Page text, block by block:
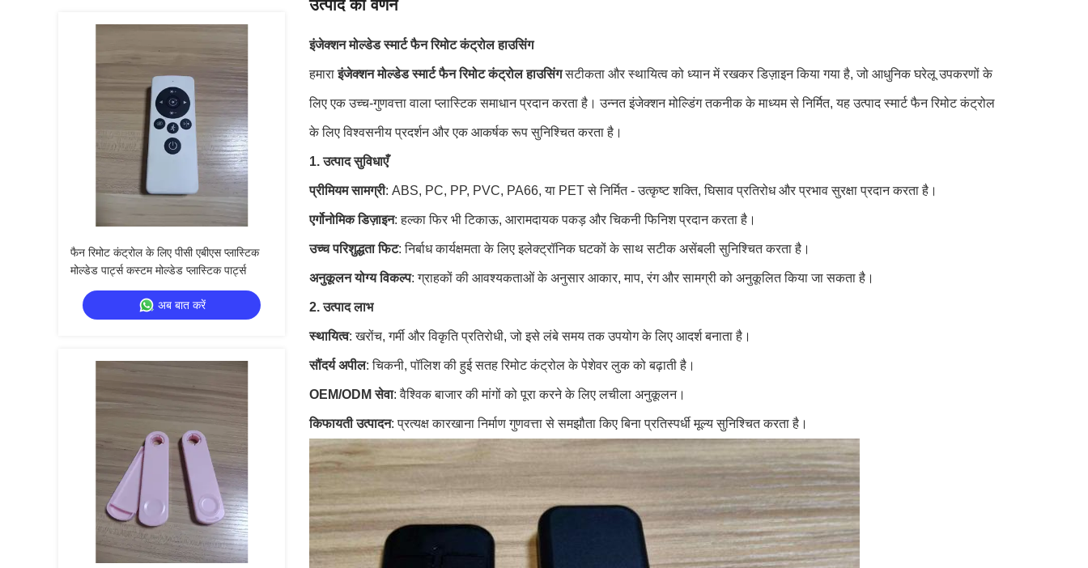
फैन रिमोट कंट्रोल के लिए पीसी एबीएस प्लास्टिक
मोल्डेड पार्ट्स कस्टम मोल्डेड प्लास्टिक पार्ट्स
अब बात करें
उत्पाद का वर्णन
इंजेक्शन मोल्डेड स्मार्ट फैन रिमोट कंट्रोल हाउसिंग
हमाराइंजेक्शन मोल्डेड स्मार्ट फैन रिमोट कंट्रोल हाउसिंगसटीकता और स्थायित्व को ध्यान में रखकर डिज़ाइन किया गया है, जो आधुनिक घरेलू उपकरणों के
लिए एक उच्च-गुणवत्ता वाला प्लास्टिक समाधान प्रदान करता है। उन्नत इंजेक्शन मोल्डिंग तकनीक के माध्यम से निर्मित, यह उत्पाद स्मार्ट फैन रिमोट कंट्रोल
के लिए विश्वसनीय प्रदर्शन और एक आकर्षक रूप सुनिश्चित करता है।
1. उत्पाद सुविधाएँ
प्रीमियम सामग्री: ABS, PC, PP, PVC, PA66, या PET से निर्मित - उत्कृष्ट शक्ति, घिसाव प्रतिरोध और प्रभाव सुरक्षा प्रदान करता है।
एर्गोनोमिक डिज़ाइन: हल्का फिर भी टिकाऊ, आरामदायक पकड़ और चिकनी फिनिश प्रदान करता है।
उच्च परिशुद्धता फिट: निर्बाध कार्यक्षमता के लिए इलेक्ट्रॉनिक घटकों के साथ सटीक असेंबली सुनिश्चित करता है।
अनुकूलन योग्य विकल्प: ग्राहकों की आवश्यकताओं के अनुसार आकार, माप, रंग और सामग्री को अनुकूलित किया जा सकता है।
2. उत्पाद लाभ
स्थायित्व: खरोंच, गर्मी और विकृति प्रतिरोधी, जो इसे लंबे समय तक उपयोग के लिए आदर्श बनाता है।
सौंदर्य अपील: चिकनी, पॉलिश की हुई सतह रिमोट कंट्रोल के पेशेवर लुक को बढ़ाती है।
OEM/ODM सेवा: वैश्विक बाजार की मांगों को पूरा करने के लिए लचीला अनुकूलन।
किफायती उत्पादन: प्रत्यक्ष कारखाना निर्माण गुणवत्ता से समझौता किए बिना प्रतिस्पर्धी मूल्य सुनिश्चित करता है।